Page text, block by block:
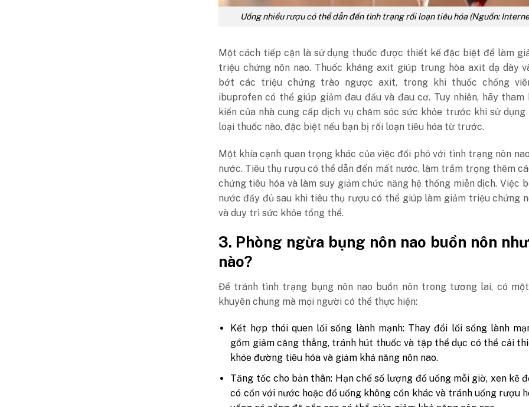
Uống nhiều rượu có thể dẫn đến tình trạng rối loạn tiêu hóa (Nguồn:
Một cách tiếp cận là sử dụng thuốc được thiết kế đặc biệt để làm
triệu chứng nôn nao. Thuốc kháng axit giúp trung hòa axit dạ dày
bớt các triệu chứng trào ngược axit, trong khi thuốc chống
ibuprofen có thể giúp giảm đau đầu và đau cơ. Tuy nhiên, hãy tham
kiến của nhà cung cấp dịch vụ chăm sóc sức khỏe trước khi sử
loại thuốc nào, đặc biệt nếu bạn bị rối loạn tiêu hóa từ trước.
Một khía cạnh quan trọng khác của việc đối phó với tình trạng nôn
nước. Tiêu thụ rượu có thể dẫn đến mất nước, làm trầm trọng thêm
chứng tiêu hóa và làm suy giảm chức năng hệ thống miễn dịch. Việc
nước đầy đủ sau khi tiêu thụ rượu có thể giúp làm giảm triệu chứng
và duy trì sức khỏe tổng thể.
3. Phòng ngừa bụng nôn nao buồn nôn
nào?
Để tránh tình trạng bụng nôn nao buồn nôn trong tương lai, có
khuyên chung mà mọi người có thể thực hiện:
Kết hợp thói quen lối sống lành mạnh: Thay đổi lối sống lành
gồm giảm căng thẳng, tránh hút thuốc và tập thể dục có thể cải
khỏe đường tiêu hóa và giảm khả năng nôn nao.
Tăng tốc cho bản thân: Hạn chế số lượng đồ uống mỗi giờ, xen kẽ
có cồn với nước hoặc đồ uống không cồn khác và tránh uống rượu